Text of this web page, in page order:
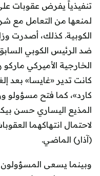
تنفيذياً يفرض عقوبات
لمنعها من التعامل مع
الكوبية. كذلك، أصدرت
ضد الرئيس الكوبي
الخارجية الأميركي
كانت تدير «غايسا» بعد
كارد»، كما فتح مسؤولو
المذيع اليساري حسن
لاحتمال انتهاكهما
(آذار) الماضي.
وبينما يسعى